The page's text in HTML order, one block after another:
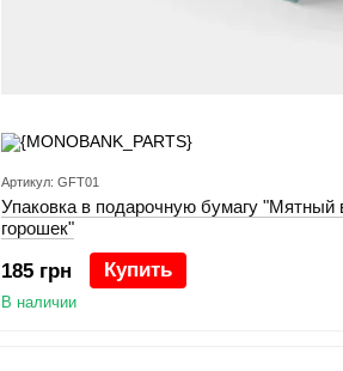
Артикул: GFT01
Упаковка в подарочную бумагу "Мятный
горошек"
185 грн Купить
В наличии